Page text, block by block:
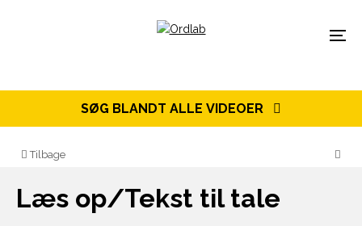
SØG BLANDT ALLE VIDEOER
Tilbage
Læs op/Tekst til tale